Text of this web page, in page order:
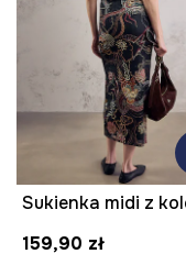
159,90 zł